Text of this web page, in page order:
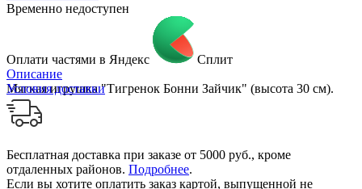
Временно недоступен
Оплати частями в Яндекс
Сплит
Описание
Мягкая игрушка "Тигренок Бонни Зайчик" (высота 30 см).
Условия доставки
Бесплатная доставка при заказе от 5000 руб., кроме
отдаленных районов. Подробнее.
Если вы хотите оплатить заказ картой, выпущенной не